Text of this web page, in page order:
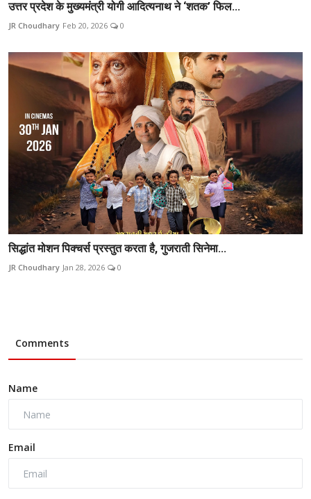
उत्तर प्रदेश के मुख्यमंत्री योगी आदित्यनाथ ने ‘शतक’ फिल...
JR Choudhary Feb 20, 2026 0
सिद्धांत मोशन पिक्चर्स प्रस्तुत करता है, गुजराती सिनेमा...
JR Choudhary Jan 28, 2026 0
Comments
Name
Email